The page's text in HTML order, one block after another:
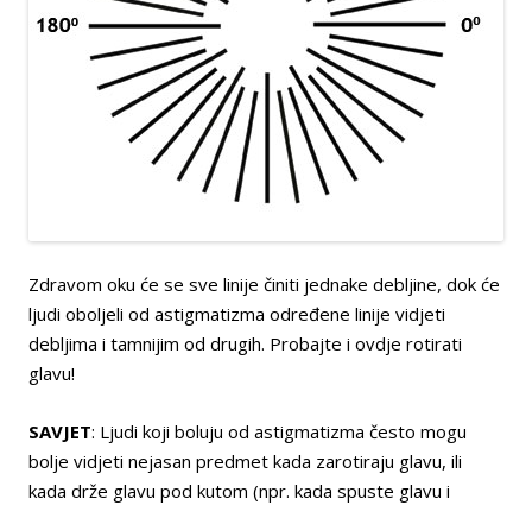
Zdravom oku će se sve linije činiti jednake debljine, dok će
ljudi oboljeli od astigmatizma određene linije vidjeti
debljima i tamnijim od drugih. Probajte i ovdje rotirati
glavu!
SAVJET: Ljudi koji boluju od astigmatizma često mogu
bolje vidjeti nejasan predmet kada zarotiraju glavu, ili
kada drže glavu pod kutom (npr. kada spuste glavu i